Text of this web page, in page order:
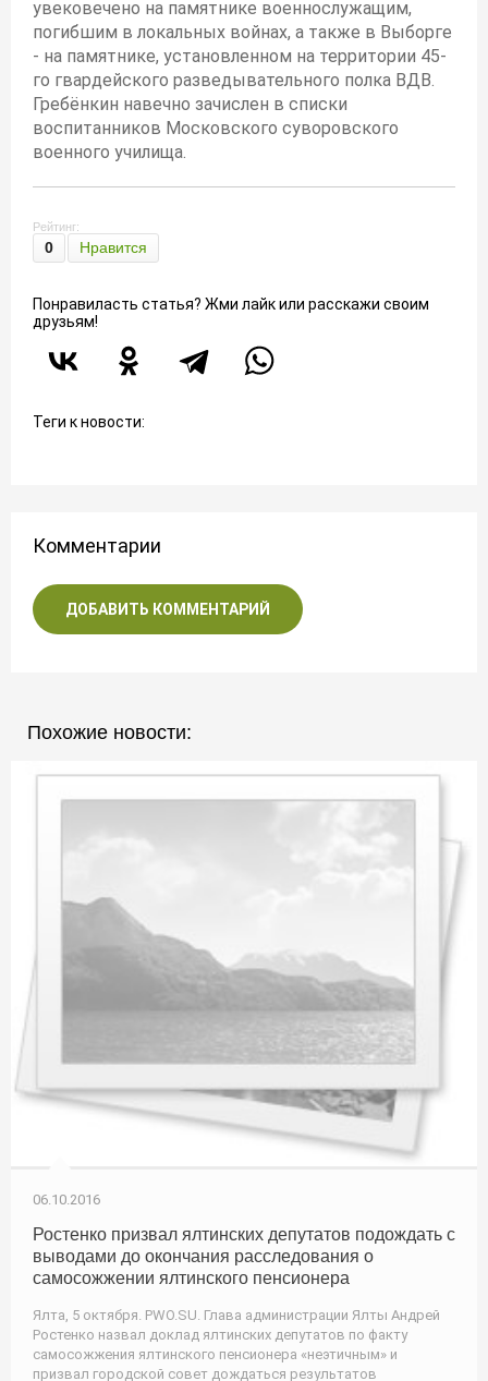
увековечено на памятнике военнослужащим,
погибшим в локальных войнах, а также в Выборге
- на памятнике, установленном на территории 45-
го гвардейского разведывательного полка ВДВ.
Гребёнкин навечно зачислен в списки
воспитанников Московского суворовского
военного училища.
Рейтинг:
0 Нравится
Понравиласть статья? Жми лайк или расскажи своим
друзьям!
Теги к новости:
Комментарии
ДОБАВИТЬ КОММЕНТАРИЙ
Похожие новости:
06.10.2016
Ростенко призвал ялтинских депутатов подождать с
выводами до окончания расследования о
самосожжении ялтинского пенсионера
Ялта, 5 октября. PWO.SU. Глава администрации Ялты Андрей
Ростенко назвал доклад ялтинских депутатов по факту
самосожжения ялтинского пенсионера «неэтичным» и
призвал городской совет дождаться результатов